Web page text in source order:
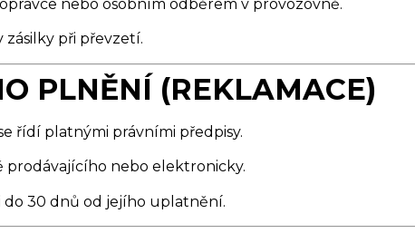
nebo osobním odběrem v provozovně.
při převzetí.
PLNĚNÍ (REKLAMACE)
řídí platnými právními předpisy.
prodávajícího nebo elektronicky.
30 dnů od jejího uplatnění.